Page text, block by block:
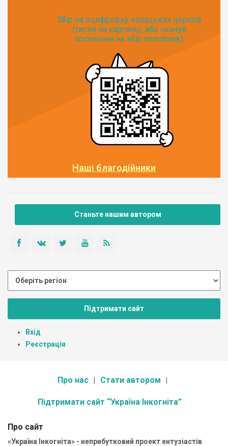
Збір на оцифровку козацьких церков
(тисни на картинці, або скануй
посилання на збір monobank):
Наші благодійники
Станьте нашим автором
Підтримати сайт
Вхід
Реєстрація
Про нас Стати автором
Підтримати сайт “Україна Інкогніта”
Про сайт
«Україна Інкогніта» - неприбутковий проект ентузіастів